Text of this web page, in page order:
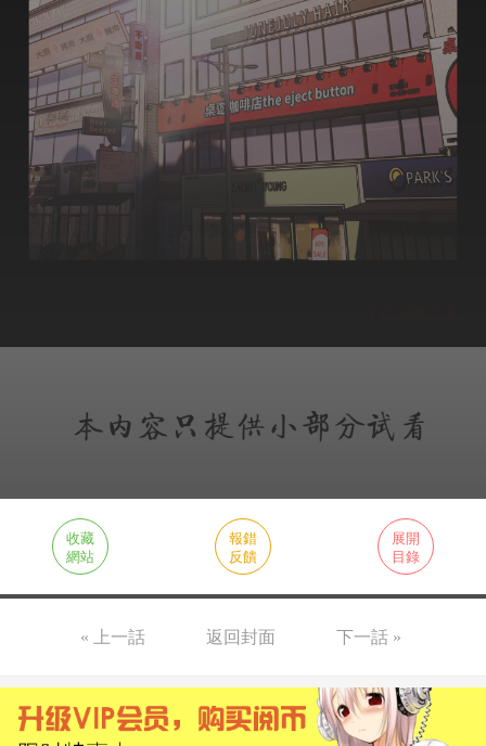
收藏
網站
報錯
反饋
展開
目錄
« 上一話 返回封面 下一話 »